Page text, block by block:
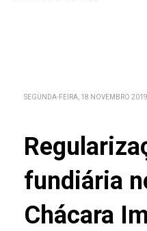
SEGUNDA-FEIRA, 18 NOVEMBRO 2019
fundiária
Chácara